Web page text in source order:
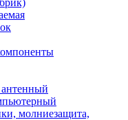
молниезащита,